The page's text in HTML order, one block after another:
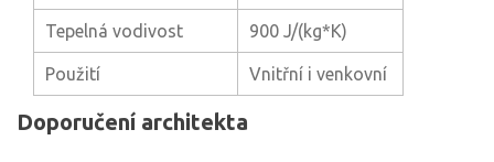
Tepelná vodivost 900 J/(kg*K)
Použití Vnitřní i venkovní
Doporučení architekta